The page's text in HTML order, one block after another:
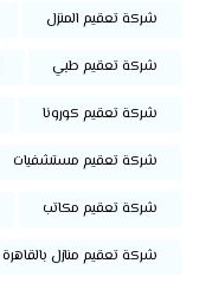
شركة تعقيم المنزل
شركة تعقيم طبي
شركة تعقيم كورونا
شركة تعقيم مستشفيات
شركة تعقيم مكاتب
شركة تعقيم منازل بالقاهرة